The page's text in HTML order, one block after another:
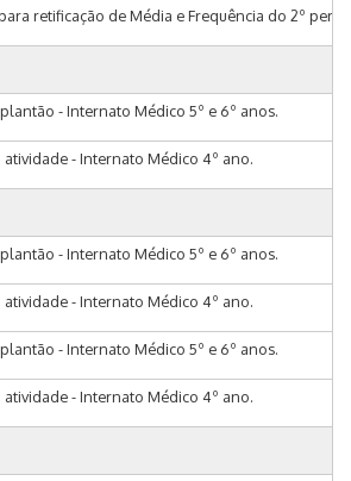
retificação de Média e Frequência do 2º
- Internato Médico 5º e 6º anos.
atividade - Internato Médico 4º ano.
- Internato Médico 5º e 6º anos.
atividade - Internato Médico 4º ano.
- Internato Médico 5º e 6º anos.
atividade - Internato Médico 4º ano.